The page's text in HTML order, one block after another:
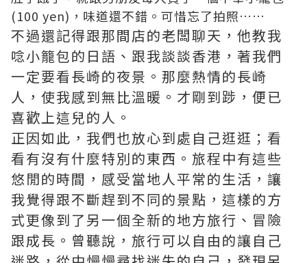
(100 yen)，味道還不錯。可惜忘了拍照……
不過還記得跟那間店的老闆聊天，他教我
唸小籠包的日語、跟我談談香港，著我們
一定要看長崎的夜景。那麼熱情的長崎
人，使我感到無比溫暖。才剛到踄，便已
喜歡上這兒的人。
正因如此，我們也放心到處自己逛逛；看
看有沒有什麼特別的東西。旅程中有這些
悠閒的時間，感受當地人平常的生活，讓
我覺得跟不斷趕到不同的景點，這樣的方
式更像到了另一個全新的地方旅行、冒險
跟成長。曾聽說，旅行可以自由的讓自己